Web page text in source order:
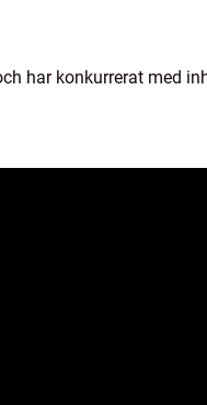
har konkurrerat med